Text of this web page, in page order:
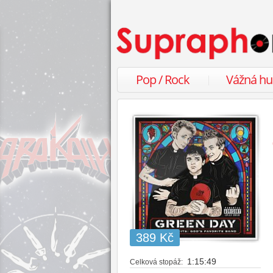
Pop / Rock Vážná
389 Kč
Celková stopáž: 1:15:49